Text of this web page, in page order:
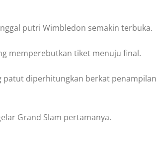
putri Wimbledon semakin terbuka.
memperebutkan tiket menuju final.
diperhitungkan berkat
Grand Slam pertamanya.